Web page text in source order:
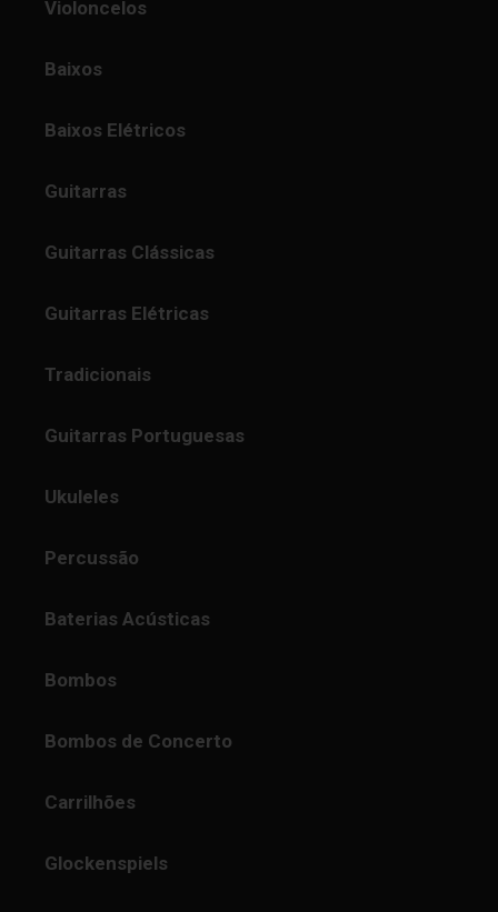
Violoncelos
Baixos
Baixos Elétricos
Guitarras
Guitarras Clássicas
Guitarras Elétricas
Tradicionais
Guitarras Portuguesas
Ukuleles
Percussão
Baterias Acústicas
Bombos
Bombos de Concerto
Carrilhões
Glockenspiels